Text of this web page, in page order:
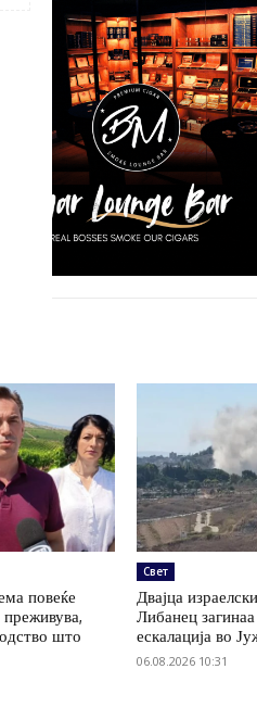
повеќе
што
Свет
Двајца
Либанец
ескалација во
06.08.2026 10:31